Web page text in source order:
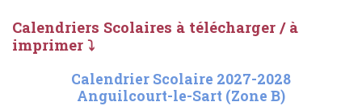
Calendriers Scolaires à télécharger / à
imprimer ⤵
Calendrier Scolaire 2027-2028
Anguilcourt-le-Sart (Zone B)